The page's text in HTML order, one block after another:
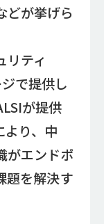
どが挙げら
リティ
で提供し
が提供
より、中
がエンドポ
題を解決す